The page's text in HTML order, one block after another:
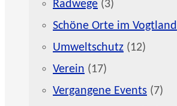
Radwege (3)
Schöne Orte im Vogtland
Umweltschutz (12)
Verein (17)
Vergangene Events (7)